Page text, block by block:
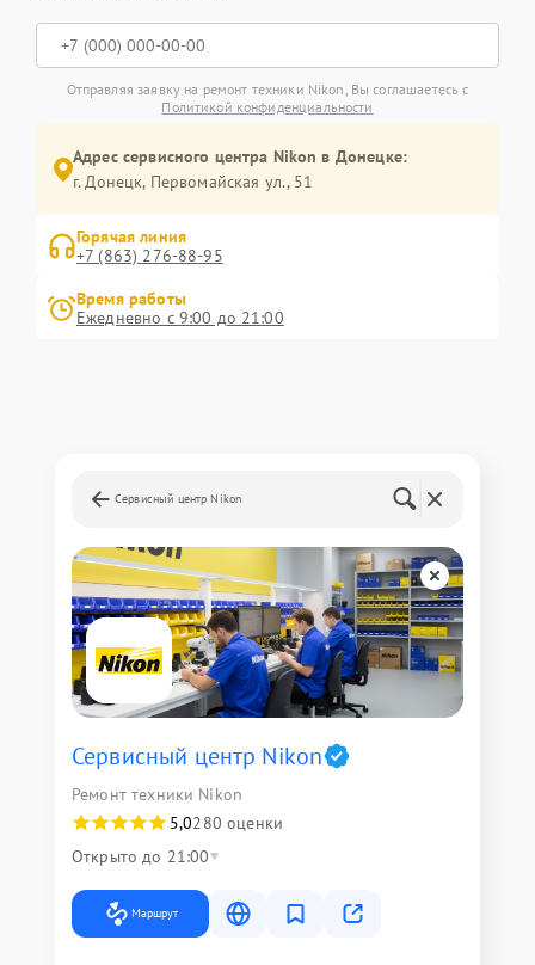
Отправляя заявку на ремонт техники Nikon, Вы соглашаетесь с
Политикой конфиденциальности
Адрес сервисного центра Nikon в Донецке:
г. Донецк, Первомайская ул., 51
Горячая линия
+7 (863) 276-88-95
Время работы
Ежедневно с 9:00 до 21:00
Сервисный центр Nikon
Сервисный центр Nikon
Ремонт техники Nikon
5,0280 оценки
Открыто до 21:00
Маршрут